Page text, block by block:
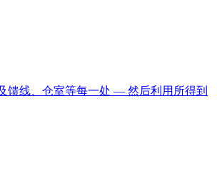
馈线、仓室等每一处 — 然后利用所得到